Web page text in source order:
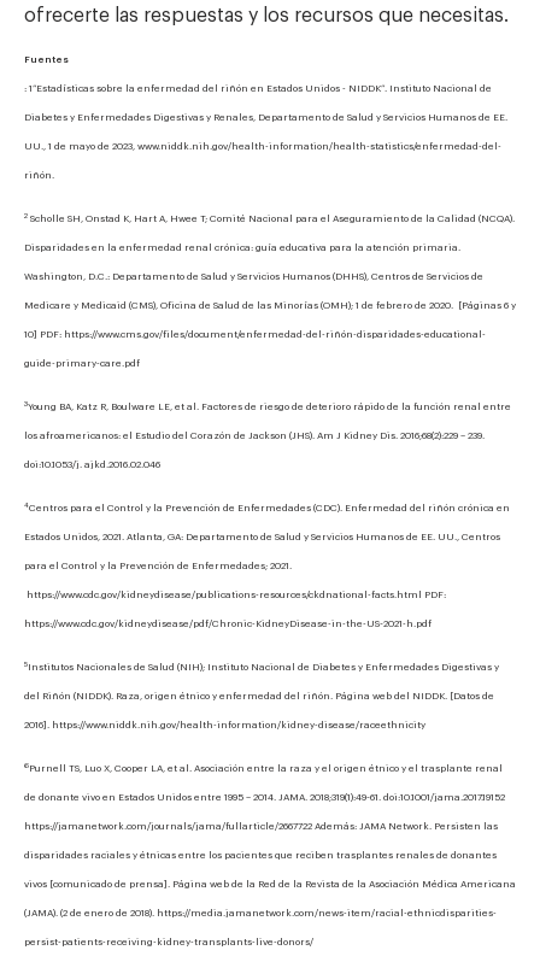
ofrecerte las respuestas y los recursos que necesitas.
Fuentes
: 1“Estadísticas sobre la enfermedad del riñón en Estados Unidos - NIDDK”. Instituto Nacional de
Diabetes y Enfermedades Digestivas y Renales, Departamento de Salud y Servicios Humanos de EE.
UU., 1 de mayo de 2023, www.niddk.nih.gov/health-information/health-statistics/enfermedad-del-
riñón.
2 Scholle SH, Onstad K, Hart A, Hwee T; Comité Nacional para el Aseguramiento de la Calidad (NCQA).
Disparidades en la enfermedad renal crónica: guía educativa para la atención primaria.
Washington, D.C.: Departamento de Salud y Servicios Humanos (DHHS), Centros de Servicios de
Medicare y Medicaid (CMS), Oficina de Salud de las Minorías (OMH); 1 de febrero de 2020. [Páginas 6 y
10] PDF: https://www.cms.gov/files/document/enfermedad-del-riñón-disparidades-educational-
guide-primary-care.pdf
3Young BA, Katz R, Boulware LE, et al. Factores de riesgo de deterioro rápido de la función renal entre
los afroamericanos: el Estudio del Corazón de Jackson (JHS). Am J Kidney Dis. 2016;68(2):229 – 239.
doi:10.1053/j. ajkd.2016.02.046
4Centros para el Control y la Prevención de Enfermedades (CDC). Enfermedad del riñón crónica en
Estados Unidos, 2021. Atlanta, GA: Departamento de Salud y Servicios Humanos de EE. UU., Centros
para el Control y la Prevención de Enfermedades; 2021.
https://www.cdc.gov/kidneydisease/publications-resources/ckdnational-facts.html PDF:
https://www.cdc.gov/kidneydisease/pdf/Chronic-KidneyDisease-in-the-US-2021-h.pdf
5Institutos Nacionales de Salud (NIH); Instituto Nacional de Diabetes y Enfermedades Digestivas y
del Riñón (NIDDK). Raza, origen étnico y enfermedad del riñón. Página web del NIDDK. [Datos de
2016]. https://www.niddk.nih.gov/health-information/kidney-disease/raceethnicity
6Purnell TS, Luo X, Cooper LA, et al. Asociación entre la raza y el origen étnico y el trasplante renal
de donante vivo en Estados Unidos entre 1995 – 2014. JAMA. 2018;319(1):49-61. doi:10.1001/jama.2017.19152
https://jamanetwork.com/journals/jama/fullarticle/2667722 Además: JAMA Network. Persisten las
disparidades raciales y étnicas entre los pacientes que reciben trasplantes renales de donantes
vivos [comunicado de prensa]. Página web de la Red de la Revista de la Asociación Médica Americana
(JAMA). (2 de enero de 2018). https://media.jamanetwork.com/news-item/racial-ethnicdisparities-
persist-patients-receiving-kidney-transplants-live-donors/